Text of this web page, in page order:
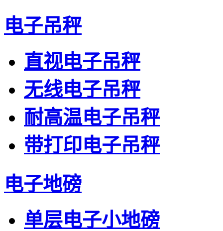
电子吊秤
直视电子吊秤
无线电子吊秤
耐高温电子吊秤
带打印电子吊秤
电子地磅
单层电子小地磅